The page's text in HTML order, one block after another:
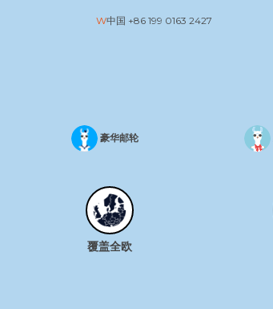
中国 +86 199 0163 2427
豪华邮轮
覆盖全欧